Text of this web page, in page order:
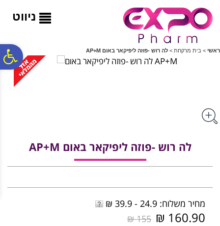
ניווט
ראשי > בית מרקחת > לה רוש -פוזה ליפיקאר באום AP+M
לה רוש -פוזה ליפיקאר באום AP+M
מחיר משלוח: 24.9 - 39.9 ₪
160.90 ₪
155 ₪